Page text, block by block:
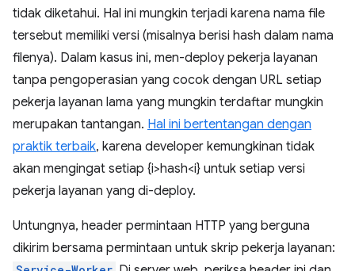
tidak diketahui. Hal ini mungkin terjadi karena nama file
tersebut memiliki versi (misalnya berisi hash dalam nama
filenya). Dalam kasus ini, men-deploy pekerja layanan
tanpa pengoperasian yang cocok dengan URL setiap
pekerja layanan lama yang mungkin terdaftar mungkin
merupakan tantangan. Hal ini bertentangan dengan
praktik terbaik, karena developer kemungkinan tidak
akan mengingat setiap {i>hash<i} untuk setiap versi
pekerja layanan yang di-deploy.
Untungnya, header permintaan HTTP yang berguna
dikirim bersama permintaan untuk skrip pekerja layanan: